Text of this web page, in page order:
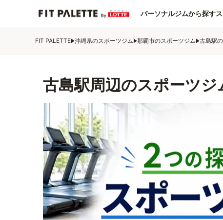
パーソナルジムから探す
FIT PALETTE 沖縄県のスポーツジム 那覇市のスポーツジム 古島駅
古島駅周辺のスポーツ